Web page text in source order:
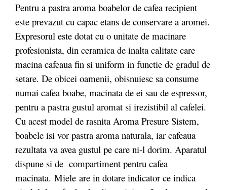
Pentru a pastra aroma boabelor de cafea recipient
este prevazut cu capac etans de conservare a aromei.
Expresorul este dotat cu o unitate de macinare
profesionista, din ceramica de inalta calitate care
macina cafeaua fin si uniform in functie de gradul de
setare. De obicei oamenii, obisnuiesc sa consume
numai cafea boabe, macinata de ei sau de espressor,
pentru a pastra gustul aromat si irezistibil al cafelei.
Cu acest model de rasnita Aroma Presure Sistem,
boabele isi vor pastra aroma naturala, iar cafeaua
rezultata va avea gustul pe care ni-l dorim. Aparatul
dispune si de compartiment pentru cafea
macinata. Miele are in dotare indicator ce indica